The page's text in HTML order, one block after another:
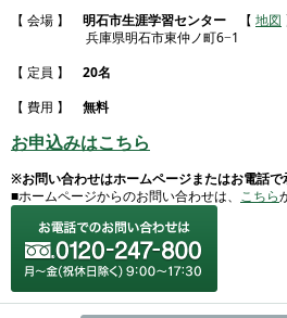
【 会場 】 明石市生涯学習センター 【 地図
兵庫県明石市東仲ノ町6−1
【 定員 】 20名
【 費用 】 無料
お申込みはこちら
※お問い合わせはホームページまたはお電話で
■ホームページからのお問い合わせは、 こちら